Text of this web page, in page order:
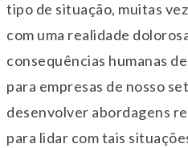
tipo de situação, muitas
com uma realidade
consequências humanas
para empresas de nosso
desenvolver abordagens
para lidar com tais